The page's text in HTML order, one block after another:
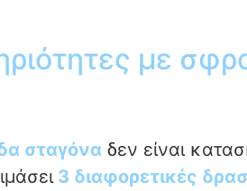
με
σταγόνα δεν είναι
3 διαφορετικές